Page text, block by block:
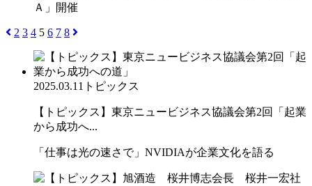
Ａ」開催
2 3 4 5 6 7 8
2025.03.11 トピックス
【トピックス】東京ニュービジネス協議会第2回「起業
から成功へ...
「仕事は光の速さで」NVIDIAが企業文化を語る